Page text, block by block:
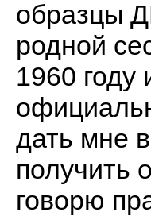
образцы
родной
1960
дать мне
получить
говорю